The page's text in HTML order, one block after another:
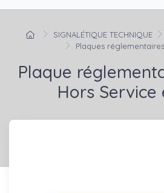
SIGNALÉTIQUE TECHNIQUE
Plaques réglementaires
Plaque
Hors Service